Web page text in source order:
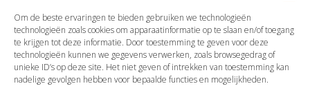
Om de beste ervaringen te bieden gebruiken we technologieën
technologieën zoals cookies om apparaatinformatie op te slaan en/of toegang
te krijgen tot deze informatie. Door toestemming te geven voor deze
technologieën kunnen we gegevens verwerken, zoals browsegedrag of
unieke ID’s op deze site. Het niet geven of intrekken van toestemming kan
nadelige gevolgen hebben voor bepaalde functies en mogelijkheden.
Vorige Volgende